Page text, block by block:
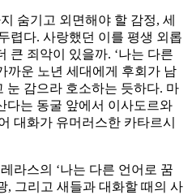
숨기고 외면해야 할 감정, 세
렵다. 사랑했던 이를 평생 외롭
큰 죄악이 있을까. ‘나는 다른
까운 노년 세대에게 후회가 남
눈 감으라 호소하는 듯하다. 마
다는 동굴 앞에서 이사도르와
대화가 유머러스한 카타르시
라스의 ‘나는 다른 언어로 꿈
, 그리고 새들과 대화할 때의 사